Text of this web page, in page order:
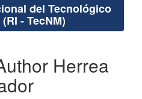
del Tecnológico
- TecNM)
Herrea